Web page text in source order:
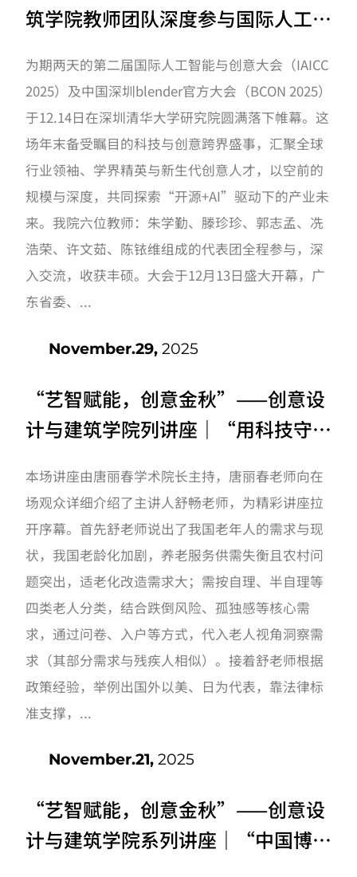
筑学院教师团队深度参与国际人工智
为期两天的第二届国际人工智能与创意大会（IAICC
2025）及中国深圳blender官方大会（BCON 2025）
于12.14日在深圳清华大学研究院圆满落下帷幕。这
场年末备受瞩目的科技与创意跨界盛事，汇聚全球
行业领袖、学界精英与新生代创意人才，以空前的
规模与深度，共同探索“开源+AI”驱动下的产业未
来。我院六位教师：朱学勤、滕珍珍、郭志孟、冼
浩荣、许文茹、陈铱维组成的代表团全程参与，深
入交流，收获丰硕。大会于12月13日盛大开幕，广
东省委、...
November.29,2025
“艺智赋能，创意金秋”——创意设
计与建筑学院列讲座｜“用科技守护
题讲座开讲啦！
本场讲座由唐丽春学术院长主持，唐丽春老师向在
场观众详细介绍了主讲人舒畅老师，为精彩讲座拉
开序幕。首先舒老师说出了我国老年人的需求与现
状，我国老龄化加剧，养老服务供需失衡且农村问
题突出，适老化改造需求大；需按自理、半自理等
四类老人分类，结合跌倒风险、孤独感等核心需
求，通过问卷、入户等方式，代入老人视角洞察需
求（其部分需求与残疾人相似）。接着舒老师根据
政策经验，举例出国外以美、日为代表，靠法律标
准支撑，...
November.21,2025
“艺智赋能，创意金秋”——创意设
计与建筑学院系列讲座｜“中国博物